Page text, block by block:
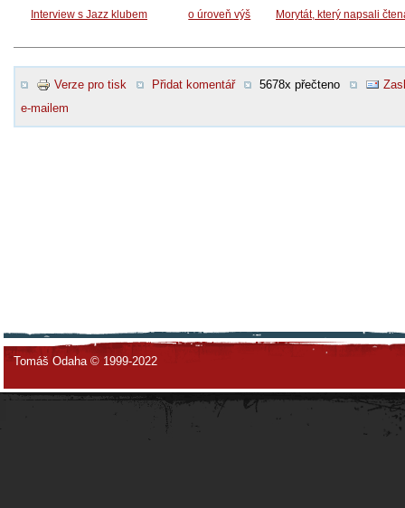
Interview s Jazz klubem o úroveň výš Morytát, který napsali
Verze pro tisk Přidat komentář 5678x přečteno
e-mailem
Tomáš Odaha © 1999-2022